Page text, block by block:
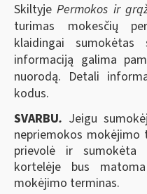
SkiltyjePermokos ir
turimas mokesčių
klaidingai sumokėtas
informaciją galima
nuorodą. Detali
kodus.
SVARBU. Jeigu
nepriemokos mokėjimo
prievolė ir sumokėta
kortelėje bus
mokėjimo terminas.